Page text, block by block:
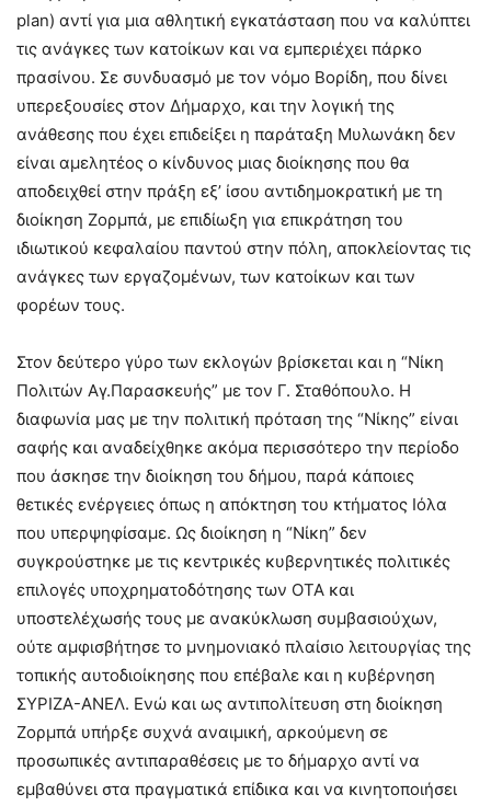
plan) αντί για μια αθλητική εγκατάσταση που να καλύπτει
τις ανάγκες των κατοίκων και να εμπεριέχει πάρκο
πρασίνου. Σε συνδυασμό με τον νόμο Βορίδη, που δίνει
υπερεξουσίες στον Δήμαρχο, και την λογική της
ανάθεσης που έχει επιδείξει η παράταξη Μυλωνάκη δεν
είναι αμελητέος ο κίνδυνος μιας διοίκησης που θα
αποδειχθεί στην πράξη εξ’ ίσου αντιδημοκρατική με τη
διοίκηση Ζορμπά, με επιδίωξη για επικράτηση του
ιδιωτικού κεφαλαίου παντού στην πόλη, αποκλείοντας τις
ανάγκες των εργαζομένων, των κατοίκων και των
φορέων τους.
Στον δεύτερο γύρο των εκλογών βρίσκεται και η “Νίκη
Πολιτών Αγ.Παρασκευής” με τον Γ. Σταθόπουλο. Η
διαφωνία μας με την πολιτική πρόταση της “Νίκης” είναι
σαφής και αναδείχθηκε ακόμα περισσότερο την περίοδο
που άσκησε την διοίκηση του δήμου, παρά κάποιες
θετικές ενέργειες όπως η απόκτηση του κτήματος Ιόλα
που υπερψηφίσαμε. Ως διοίκηση η “Νίκη” δεν
συγκρούστηκε με τις κεντρικές κυβερνητικές πολιτικές
επιλογές υποχρηματοδότησης των ΟΤΑ και
υποστελέχωσής τους με ανακύκλωση συμβασιούχων,
ούτε αμφισβήτησε το μνημονιακό πλαίσιο λειτουργίας της
τοπικής αυτοδιοίκησης που επέβαλε και η κυβέρνηση
ΣΥΡΙΖΑ-ΑΝΕΛ. Ενώ και ως αντιπολίτευση στη διοίκηση
Ζορμπά υπήρξε συχνά αναιμική, αρκούμενη σε
προσωπικές αντιπαραθέσεις με το δήμαρχο αντί να
εμβαθύνει στα πραγματικά επίδικα και να κινητοποιήσει